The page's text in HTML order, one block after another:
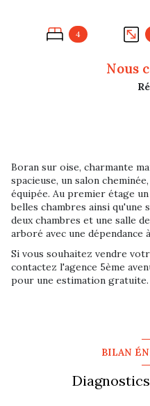
4
Nous
Boran sur oise, charmante
spacieuse, un salon
équipée. Au premier étage
belles chambres ainsi qu'une
deux chambres et une salle
arboré avec une dépendance
Si vous souhaitez vendre
contactez l'agence 5ème
pour une estimation gratuite.
BILAN